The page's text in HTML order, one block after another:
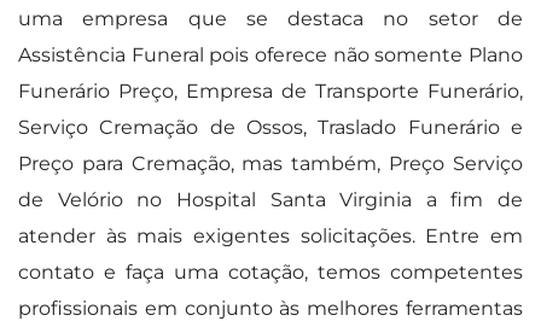
uma empresa que se destaca no setor de
Assistência Funeral pois oferece não somente Plano
Funerário Preço, Empresa de Transporte Funerário,
Serviço Cremação de Ossos, Traslado Funerário e
Preço para Cremação, mas também, Preço Serviço
de Velório no Hospital Santa Virginia a fim de
atender às mais exigentes solicitações. Entre em
contato e faça uma cotação, temos competentes
profissionais em conjunto às melhores ferramentas